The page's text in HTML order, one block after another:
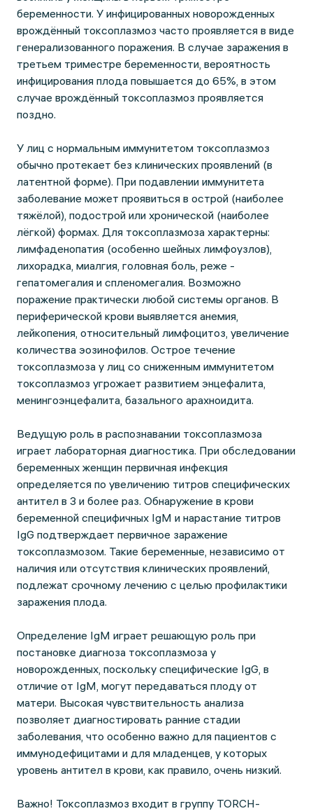
беременности. У инфицированных новорожденных
врождённый токсоплазмоз часто проявляется в виде
генерализованного поражения. В случае заражения в
третьем триместре беременности, вероятность
инфицирования плода повышается до 65%, в этом
случае врождённый токсоплазмоз проявляется
поздно.
У лиц с нормальным иммунитетом токсоплазмоз
обычно протекает без клинических проявлений (в
латентной форме). При подавлении иммунитета
заболевание может проявиться в острой (наиболее
тяжёлой), подострой или хронической (наиболее
лёгкой) формах. Для токсоплазмоза характерны:
лимфаденопатия (особенно шейных лимфоузлов),
лихорадка, миалгия, головная боль, реже -
гепатомегалия и спленомегалия. Возможно
поражение практически любой системы органов. В
периферической крови выявляется анемия,
лейкопения, относительный лимфоцитоз, увеличение
количества эозинофилов. Острое течение
токсоплазмоза у лиц со сниженным иммунитетом
токсоплазмоз угрожает развитием энцефалита,
менингоэнцефалита, базального арахноидита.
Ведущую роль в распознавании токсоплазмоза
играет лабораторная диагностика. При обследовании
беременных женщин первичная инфекция
определяется по увеличению титров специфических
антител в 3 и более раз. Обнаружение в крови
беременной специфичных IgM и нарастание титров
IgG подтверждает первичное заражение
токсоплазмозом. Такие беременные, независимо от
наличия или отсутствия клинических проявлений,
подлежат срочному лечению с целью профилактики
заражения плода.
Определение IgM играет решающую роль при
постановке диагноза токсоплазмоза у
новорожденных, поскольку специфические IgG, в
отличие от IgM, могут передаваться плоду от
матери. Высокая чувствительность анализа
позволяет диагностировать ранние стадии
заболевания, что особенно важно для пациентов с
иммунодефицитами и для младенцев, у которых
уровень антител в крови, как правило, очень низкий.
Важно! Токсоплазмоз входит в группу TORCH-